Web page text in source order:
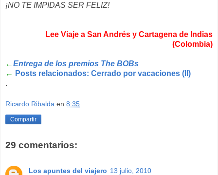
¡NO TE IMPIDAS SER FELIZ!
Lee Viaje a San Andrés y Cartagena de Indias
(Colombia)
←Entrega de los premios The BOBs
← Posts relacionados: Cerrado por vacaciones (II)
.
Ricardo Ribalda en 8:35
Compartir
29 comentarios:
Los apuntes del viajero 13 julio, 2010